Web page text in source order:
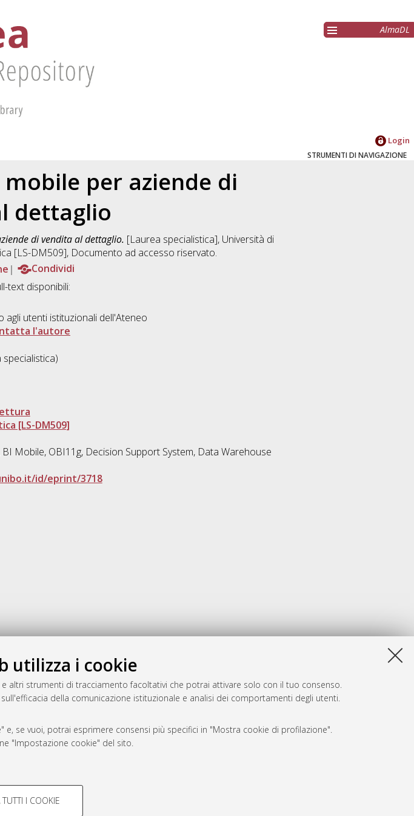
utilizza i cookie
altri strumenti di tracciamento facoltativi che potrai attivare solo con il tuo consenso.
della comunicazione istituzionale e analisi dei comportamenti degli utenti.
se vuoi, potrai esprimere consensi più specifici in "Mostra cookie di profilazione".
"Impostazione cookie" del sito.
COOKIE TECNICI - NECESSARI
TUTTI I COOKIE
AlmaDL
Login
STRUMENTI DI NAVIGAZIONE
per aziende di
dettaglio
di vendita al dettaglio. [Laurea specialistica], Università di
[LS-DM509], Documento ad accesso riservato.
Condividi
text disponibili:
agli utenti istituzionali dell'Ateneo
l'autore
[LS-DM509]
Mobile, OBI11g, Decision Support System, Data Warehouse
id/eprint/3718